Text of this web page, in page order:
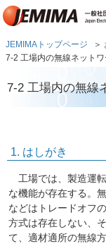
JEMIMAトップページ
7-2 工場内の無線ネット
7-2 工場内の無線
1. はしがき
工場では、製造運
な機能が存在する。
などはトレードオフ
方式は存在しない、
て、適材適所の無線